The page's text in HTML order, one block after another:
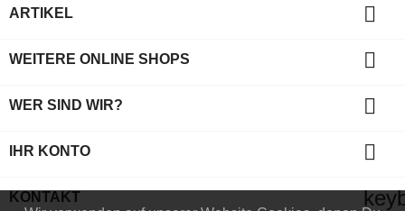
ARTIKEL 
WEITERE ONLINE SHOPS 
WER SIND WIR? 
IHR KONTO 
KONTAKT